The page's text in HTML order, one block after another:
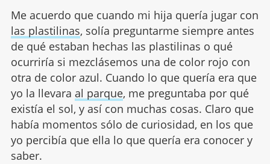
Me acuerdo que cuando mi hija quería jugar con
las plastilinas, solía preguntarme siempre antes
de qué estaban hechas las plastilinas o qué
ocurriría si mezclásemos una de color rojo con
otra de color azul. Cuando lo que quería era que
yo la llevara al parque, me preguntaba por qué
existía el sol, y así con muchas cosas. Claro que
había momentos sólo de curiosidad, en los que
yo percibía que ella lo que quería era conocer y
saber.